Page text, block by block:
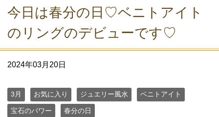
今日は春分の日♡ベニトアイト
のリングのデビューです♡
2024年03月20日
3月 お気に入り ジュエリー風水 ベニトアイト
宝石のパワー 春分の日